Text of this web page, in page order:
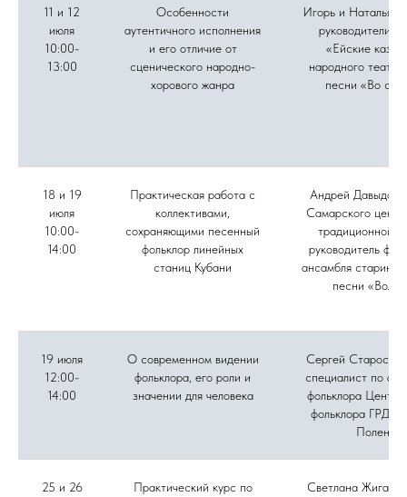
11 и 12
июля
10:00-
13:00
Особенности
аутентичного исполнения
и его отличие от
сценического народно-
хорового жанра
Игорь и Наталья
руководители
«Ейские
народного театра
песни «Во
18 и 19
июля
10:00-
14:00
Практическая работа с
коллективами,
сохраняющими песенный
фольклор линейных
станиц Кубани
Андрей Давыдов,
Самарского
традиционной
руководитель
ансамбля
песни
19 июля
12:00-
14:00
О современном видении
фольклора, его роли и
значении для человека
Сергей
специалист по
фольклора Центра
фольклора
Поленова
25 и 26
Практический курс по
Светлана